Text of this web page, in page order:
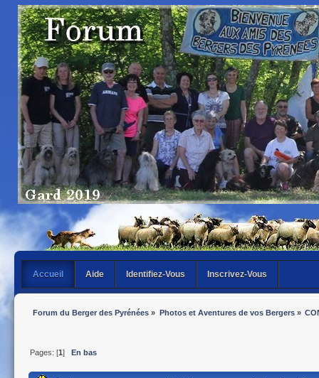
Accueil Aide Identifiez-Vous Inscrivez-Vous
Forum du Berger des Pyrénées » Photos et Aventures de vos Bergers»
Pages: [1] En bas